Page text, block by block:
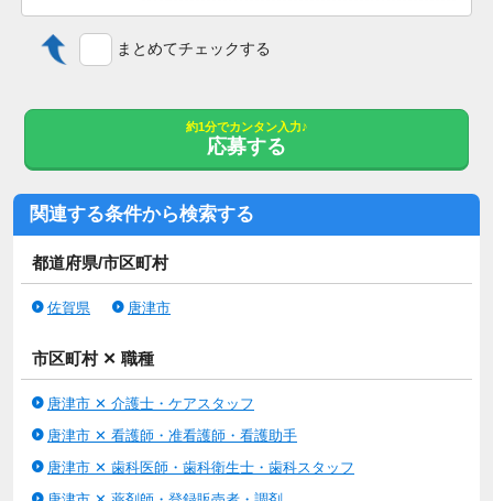
佐賀県唐津市の介護付有料・介護福祉士・正社員のお仕事 ！未
経験OK、車通勤OK、産休・育休の求人です♪
す。
未経験OK,車通勤OK,産休・育休,残業ほぼなし,社会保険完備
学歴不問
普通自動車免許（AT可）
◆社員寮：単身用 なし、家族用 なし
◆車通勤：車通勤可、通勤手当月上限5000円
定年60歳
退職金あり（勤続5年以上）
【年齢要件は雇用対策法 １号を適用の上、制限を設けていま
まとめてチェックする
約1分でカンタン入力♪
応募する
関連する条件から検索する
都道府県/市区町村
佐賀県 唐津市
市区町村 ✕ 職種
唐津市 ✕ 介護士・ケアスタッフ
唐津市 ✕ 看護師・准看護師・看護助手
唐津市 ✕ 歯科医師・歯科衛生士・歯科スタッフ